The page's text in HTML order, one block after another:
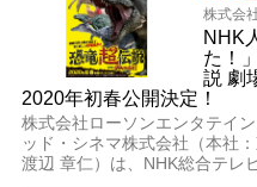
株式会
NHK
た！
説 劇
2020年初春公開決定！
株式会社ローソンエンタテイ
ッド・シネマ株式会社（本社
渡辺 章仁）は、NHK総合テレ